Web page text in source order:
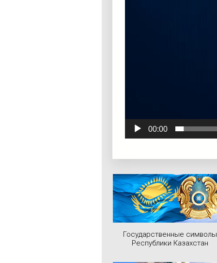
00:00
Государственные символы
Республики Казахстан